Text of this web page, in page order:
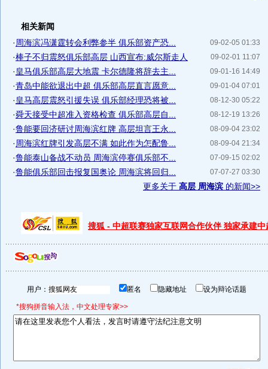
相关新闻
09-02-05 01:33
· 周海滨冯潇霆转会利弊参半 俱乐部资产恐...
09-02-01 11:07
·棒子不归震怒俱乐部高层 山西宣布:威尔斯走人
09-01-16 14:49
·皇马俱乐部高层大地震 卡尔德隆将辞去主...
09-01-04 07:01
·青岛中能欲退出中超 俱乐部高层直言愿意...
08-12-30 05:22
·皇马高层震怒引援失误 俱乐部经理恐将被...
08-12-19 13:26
·舜天接受中超准入资格检查 俱乐部高层自...
08-09-04 23:02
·鲁能要回济研讨周海滨红牌 高层坦言王永...
08-09-04 21:34
· 周海滨红牌引发高层不满 如此作为怎配鲁...
07-09-15 02:02
·鲁能泰山备战不动员 周海滨停赛俱乐部不...
07-07-27 03:30
·鲁能俱乐部回击报复国奥论 周海滨将回归...
更多关于 高层 周海滨 的新闻>>
搜狐 - 中超联赛独家互联网合作伙伴 独家承建中
用户： 匿名 隐藏地址 设为辩论话题
*搜狗拼音输入法，中文处理专家>>